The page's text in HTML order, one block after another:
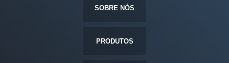
SOBRE NÓS
PRODUTOS